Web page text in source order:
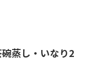
蒸し・いなり2